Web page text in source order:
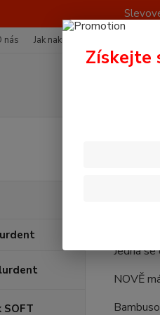
nás Jak nakupovat
Vítáme
Jedná
NOVĚ
Získejte